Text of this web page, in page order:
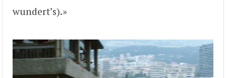
wundert’s).»